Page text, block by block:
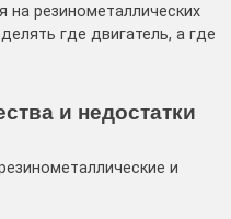
на резинометаллических
где двигатель, а где
и недостатки
и